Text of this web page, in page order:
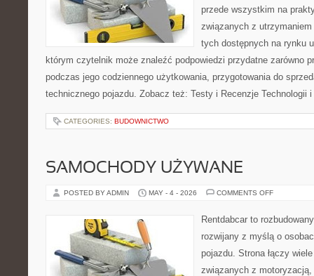
przede wszystkim na
związanych z utrzymaniem
tych dostępnych na rynku
którym czytelnik może znaleźć podpowiedzi przydatne zarówno
podczas jego codziennego użytkowania, przygotowania do
technicznego pojazdu. Zobacz też: Testy i Recenzje Technologii
CATEGORIES: BUDOWNICTWO
SAMOCHODY UŻYWANE
POSTED BY ADMIN MAY - 4 - 2026 COMMENTS OFFON
Rentdabcar to
rozwijany z myślą o
pojazdu. Strona łączy
związanych z